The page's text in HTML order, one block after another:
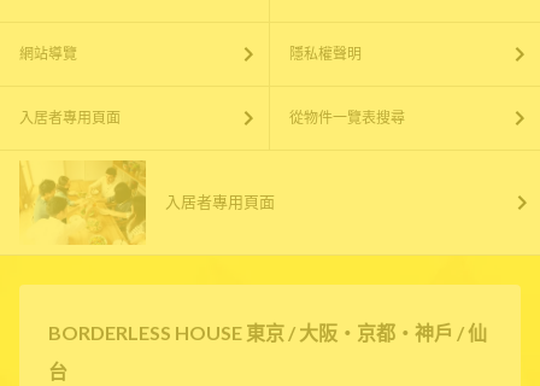
BORDERLESS HOUSE 東京 / 大阪・京都・神戶 / 仙
台
網站導覽 隱私權聲明
入居者專用頁面 從物件一覽表搜尋
入居者專用頁面